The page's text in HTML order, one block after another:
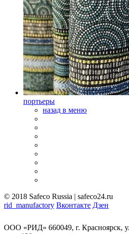
портьеры
назад в меню
© 2018 Safeco Russia | safeco24.ru
rid_manufactory Вконтакте Дзен
ООО «РИД» 660049, г. Красноярск,